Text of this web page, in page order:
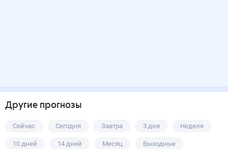
Другие прогнозы
Сейчас Сегодня Завтра 3 дня Неделя
10 дней 14 дней Месяц Выходные